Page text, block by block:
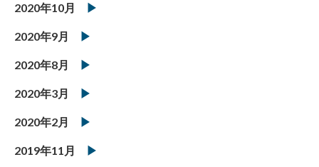
2020年10月
2020年9月
2020年8月
2020年3月
2020年2月
2019年11月